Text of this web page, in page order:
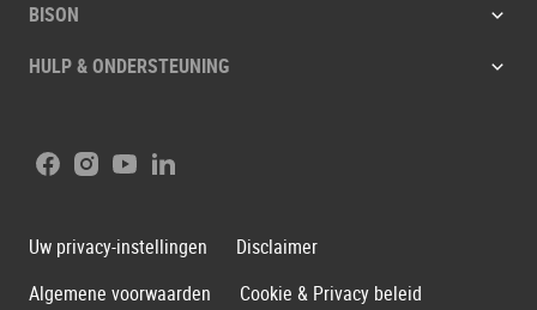
BISON
HULP & ONDERSTEUNING
Facebook
Instagram
YoutubeLinkedIn
Uw privacy-instellingen
Disclaimer
Algemene voorwaarden
Cookie & Privacy beleid